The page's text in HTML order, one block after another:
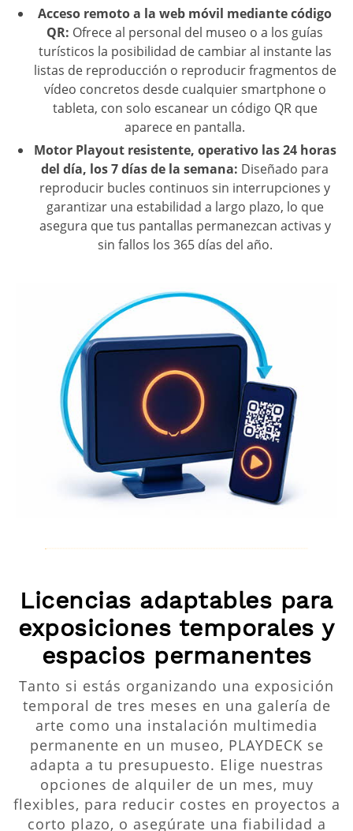
Acceso remoto a la web móvil mediante código
QR: Ofrece al personal del museo o a los guías
turísticos la posibilidad de cambiar al instante las
listas de reproducción o reproducir fragmentos de
vídeo concretos desde cualquier smartphone o
tableta, con solo escanear un código QR que
aparece en pantalla.
Motor Playout resistente, operativo las 24 horas
del día, los 7 días de la semana: Diseñado para
reproducir bucles continuos sin interrupciones y
garantizar una estabilidad a largo plazo, lo que
asegura que tus pantallas permanezcan activas y
sin fallos los 365 días del año.
Licencias adaptables para
exposiciones temporales y
espacios permanentes
Tanto si estás organizando una exposición
temporal de tres meses en una galería de
arte como una instalación multimedia
permanente en un museo, PLAYDECK se
adapta a tu presupuesto. Elige nuestras
opciones de alquiler de un mes, muy
flexibles, para reducir costes en proyectos a
corto plazo, o asegúrate una fiabilidad a